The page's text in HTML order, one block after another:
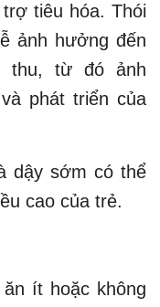
tiêu hóa. Thói
ảnh hưởng đến
thu, từ đó ảnh
phát triển của
dậy sớm có thể
cao của trẻ.
ít hoặc không